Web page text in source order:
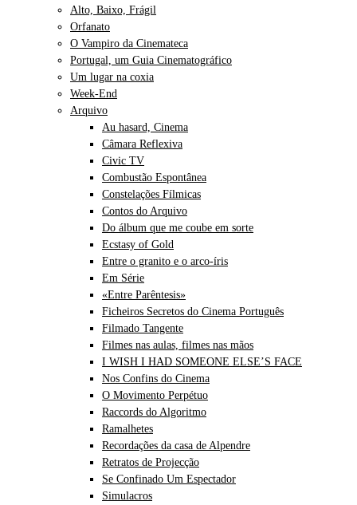
Alto, Baixo, Frágil
Orfanato
O Vampiro da Cinemateca
Portugal, um Guia Cinematográfico
Um lugar na coxia
Week-End
Arquivo
Au hasard, Cinema
Câmara Reflexiva
Civic TV
Combustão Espontânea
Constelações Fílmicas
Contos do Arquivo
Do álbum que me coube em sorte
Ecstasy of Gold
Entre o granito e o arco-íris
Em Série
«Entre Parêntesis»
Ficheiros Secretos do Cinema Português
Filmado Tangente
Filmes nas aulas, filmes nas mãos
I WISH I HAD SOMEONE ELSE’S FACE
Nos Confins do Cinema
O Movimento Perpétuo
Raccords do Algoritmo
Ramalhetes
Recordações da casa de Alpendre
Retratos de Projecção
Se Confinado Um Espectador
Simulacros